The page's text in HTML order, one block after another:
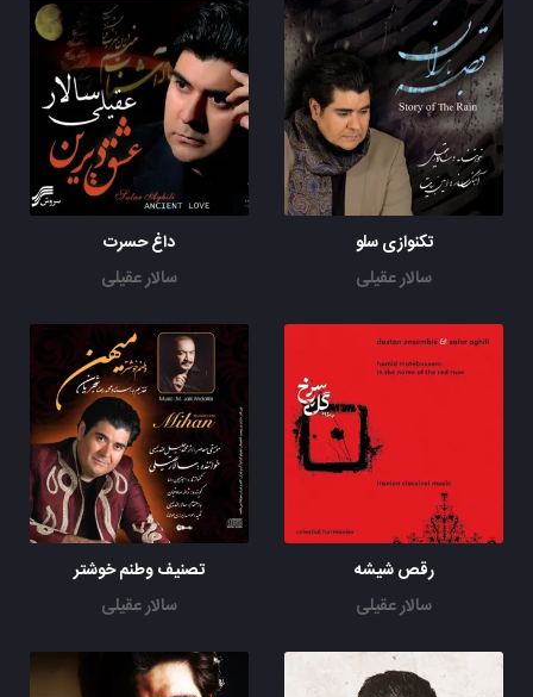
تکنوازی سلو
سالار عقیلی
داغ حسرت
سالار عقیلی
رقص شیشه
سالار عقیلی
تصنیف وطنم خوشتر
سالار عقیلی